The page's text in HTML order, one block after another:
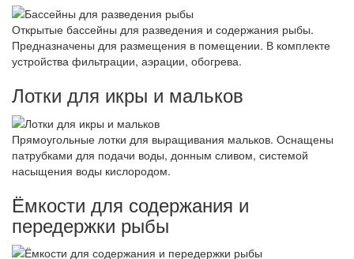
Открытые бассейны для разведения и содержания рыбы.
Предназначены для размещения в помещении. В комплекте
устройства фильтрации, аэрации, обогрева.
Лотки для икры и мальков
Прямоугольные лотки для выращивания мальков. Оснащены
патрубками для подачи воды, донным сливом, системой
насыщения воды кислородом.
Ёмкости для содержания и
передержки рыбы